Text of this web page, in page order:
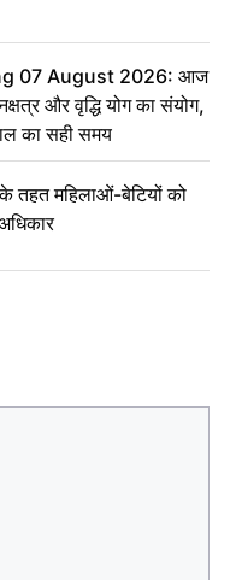
07 August 2026: आज
और वृद्धि योग का संयोग,
का सही समय
महिलाओं-बेटियों को